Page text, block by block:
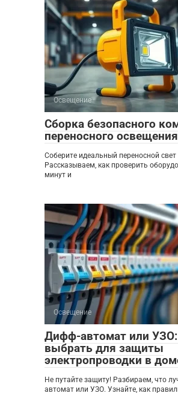
Освещение
Сборка безопасного
переносного освещения
Соберите идеальный переносной свет
Рассказываем, как проверить
минут и
Освещение
Дифф-автомат или УЗО:
выбрать для защиты
электропроводки в
Не путайте защиту! Разбираем, что
автомат или УЗО. Узнайте, как